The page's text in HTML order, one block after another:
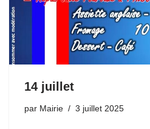
14 juillet
par Mairie 3 juillet 2025